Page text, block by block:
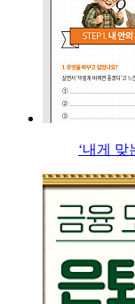
‘내게 맞